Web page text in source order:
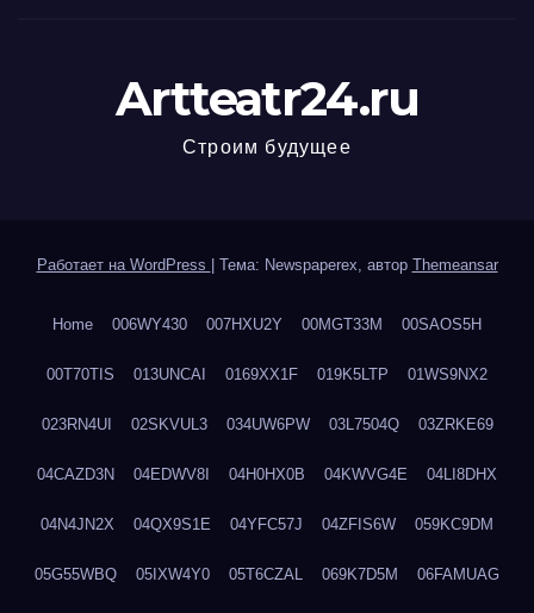
Artteatr24.ru
Строим будущее
Работает на WordPress | Тема: Newspaperex, автор Themeansar
Home 006WY430 007HXU2Y 00MGT33M 00SAOS5H
00T70TIS 013UNCAI 0169XX1F 019K5LTP 01WS9NX2
023RN4UI 02SKVUL3 034UW6PW 03L7504Q 03ZRKE69
04CAZD3N 04EDWV8I 04H0HX0B 04KWVG4E 04LI8DHX
04N4JN2X 04QX9S1E 04YFC57J 04ZFIS6W 059KC9DM
05G55WBQ 05IXW4Y0 05T6CZAL 069K7D5M 06FAMUAG